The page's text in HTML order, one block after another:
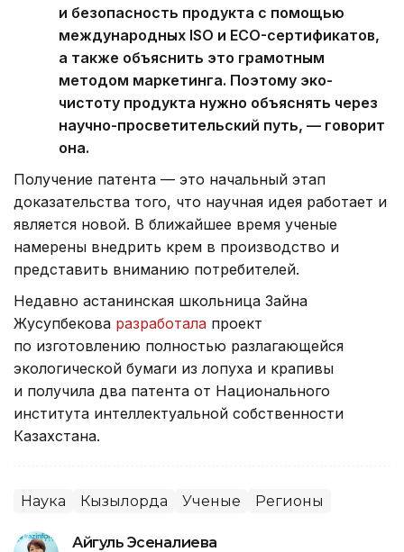
и безопасность продукта с помощью
международных ISO и ECO-сертификатов,
а также объяснить это грамотным
методом маркетинга. Поэтому эко-
чистоту продукта нужно объяснять через
научно-просветительский путь, — говорит
она.
Получение патента — это начальный этап
доказательства того, что научная идея работает и
является новой. В ближайшее время ученые
намерены внедрить крем в производство и
представить вниманию потребителей.
Недавно астанинская школьница Зайна
Жусупбекова разработала проект
по изготовлению полностью разлагающейся
экологической бумаги из лопуха и крапивы
и получила два патента от Национального
института интеллектуальной собственности
Казахстана.
Наука Кызылорда Ученые Регионы
Айгуль Эсеналиева